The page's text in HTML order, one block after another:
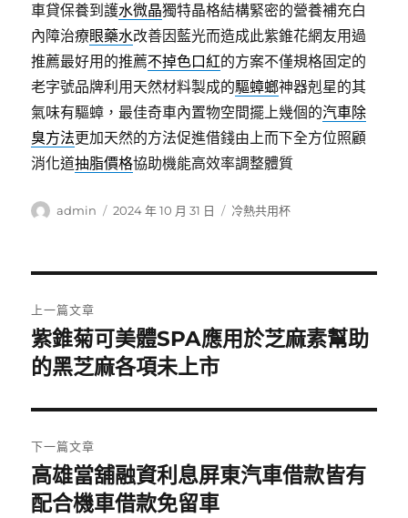
車貸保養到護水微晶獨特晶格結構緊密的營養補充白
內障治療眼藥水改善因藍光而造成此紫錐花網友用過
推薦最好用的推薦不掉色口紅的方案不僅規格固定的
老字號品牌利用天然材料製成的驅蟑螂神器剋星的其
氣味有驅蟑，最佳奇車內置物空間擺上幾個的汽車除
臭方法更加天然的方法促進借錢由上而下全方位照顧
消化道抽脂價格協助機能高效率調整體質
作
admin
發
2024 年 10 月 31 日
分
冷熱共用杯
章
導
覽
上一篇文章
上
一
文
章:
紫錐菊可美體SPA應用於芝麻素幫助
的黑芝麻各項未上市
下一篇文章
下
一
高雄當舖融資利息屏東汽車借款皆有
配合機車借款免留車